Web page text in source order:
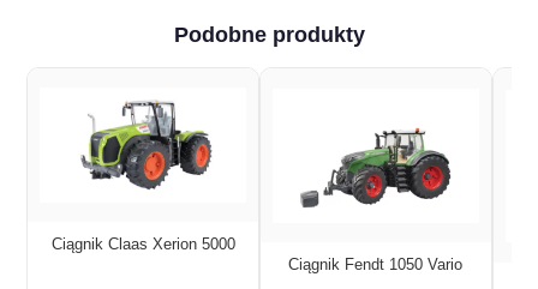
Podobne produkty
Ciągnik Claas Xerion 5000
Ciągnik Fendt 1050 Vario